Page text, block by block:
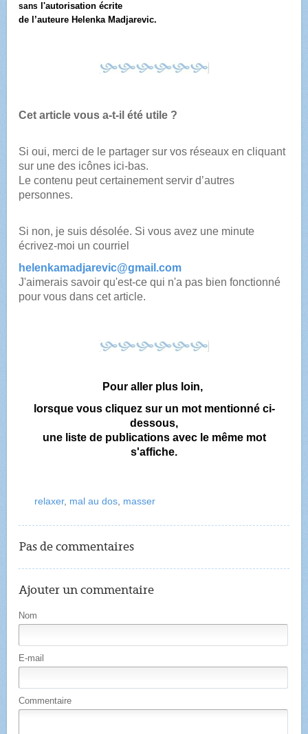
sans
l'autorisation écrite
de l’auteure Helenka Madjarevic.
Cet article vous a-t-il été utile ?
Si oui, merci de le partager sur vos réseaux en cliquant
sur une des icônes ici-bas.
Le contenu peut certainement servir d’autres
personnes.
Si non, je suis désolée. Si vous avez une minute
écrivez-moi un courriel
helenkamadjarevic@gmail.com
J'aimerais savoir qu'est-ce qui n'a pas bien fonctionné
pour vous dans cet article.
Pour aller plus loin,
lorsque vous cliquez sur un mot mentionné ci-
dessous,
une liste de publications avec le même mot
s'affiche.
relaxer, mal au dos masser
Pas de commentaires
Ajouter un commentaire
Nom
E-mail
Commentaire